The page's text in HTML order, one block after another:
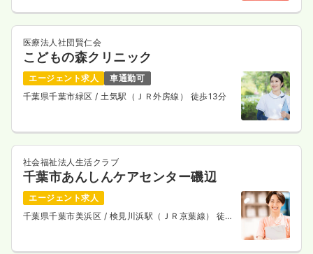
医療法人社団賢仁会
こどもの森クリニック
エージェント求人
車通勤可
千葉県千葉市緑区 / 土気駅（ＪＲ外房線） 徒歩13分
社会福祉法人生活クラブ
千葉市あんしんケアセンター磯辺
エージェント求人
千葉県千葉市美浜区 / 検見川浜駅（ＪＲ京葉線） 徒歩